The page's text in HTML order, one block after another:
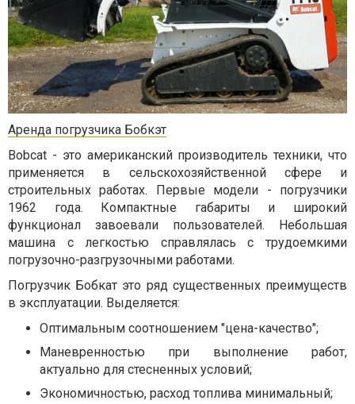
Аренда погрузчика Бобкэт
Bobcat - это американский производитель техники, что
применяется в сельскохозяйственной сфере и
строительных работах. Первые модели - погрузчики
1962 года. Компактные габариты и широкий
функционал завоевали пользователей. Небольшая
машина с легкостью справлялась с трудоемкими
погрузочно-разгрузочными работами.
Погрузчик Бобкат это ряд существенных преимуществ
в эксплуатации. Выделяется:
Оптимальным соотношением "цена-качество";
Маневренностью при выполнение работ,
актуально для стесненных условий;
Экономичностью, расход топлива минимальный;